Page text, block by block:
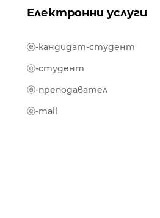
Електронни услуги
ⓔ-кандидат-студент
ⓔ-студент
ⓔ-преподавател
ⓔ-mail